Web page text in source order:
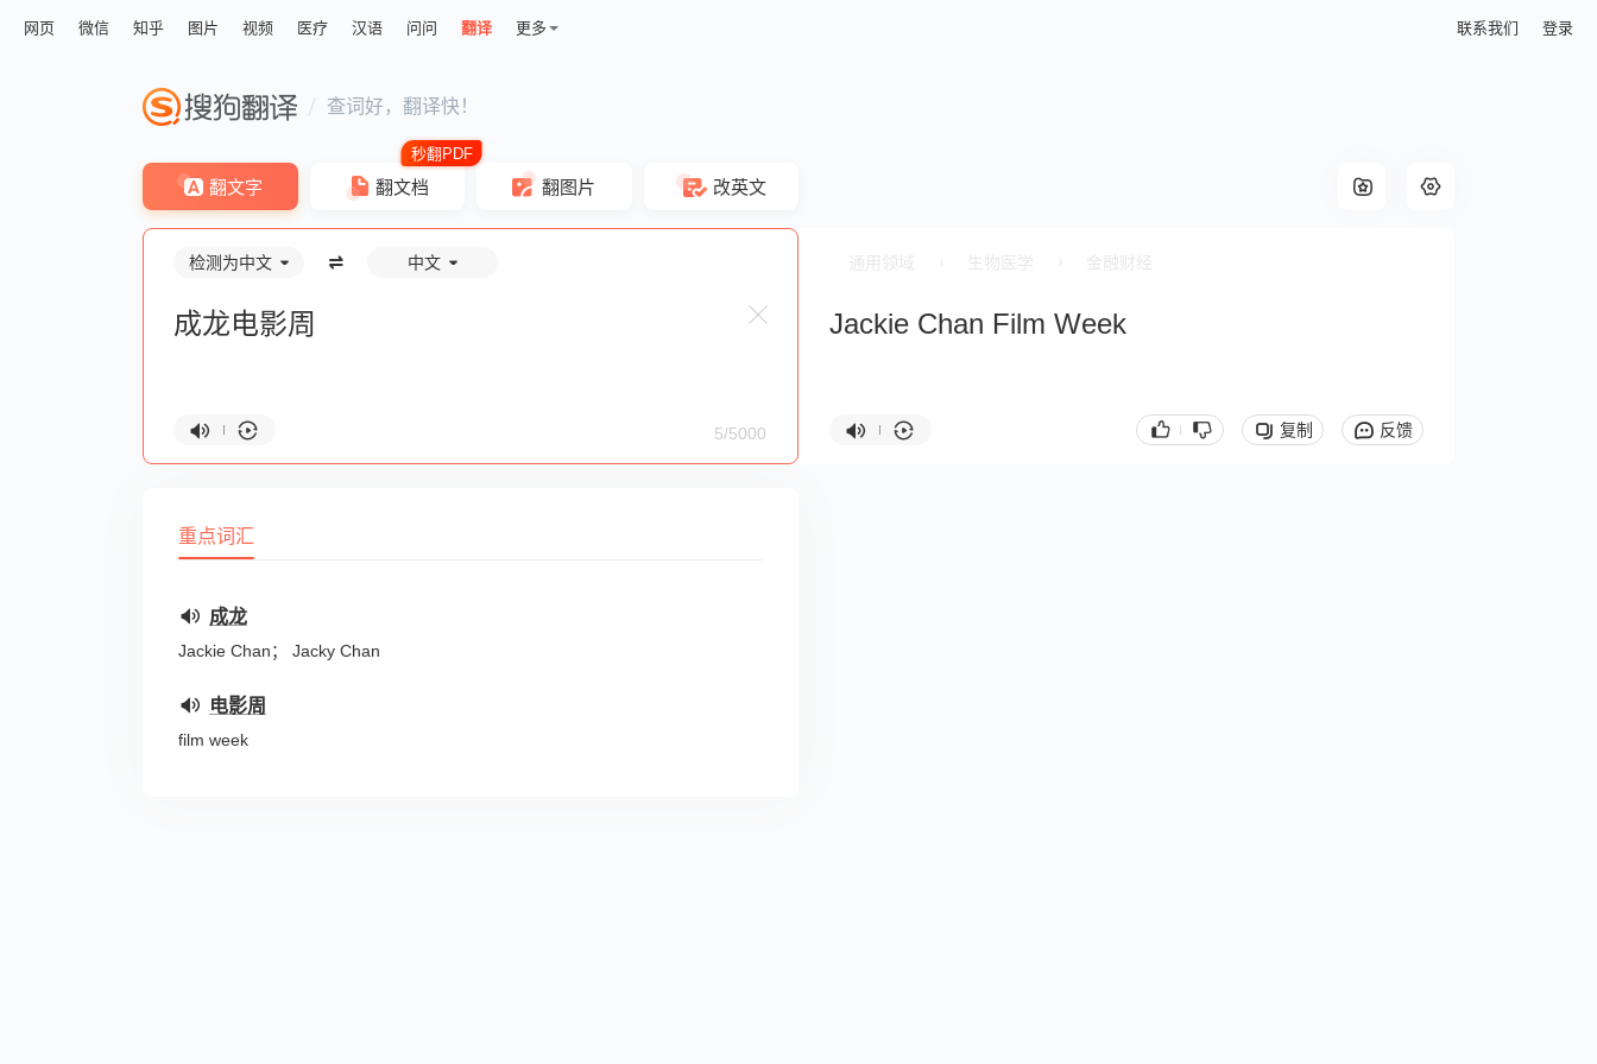
网页 微信 知乎 图片 视频 医疗 汉语 问问 翻译 更多 联系我们 登录
查词好，翻译快！
翻文字 翻文档 翻图片 改英文
检测为中文 中文
5/5000
Jackie Chan Film Week
复制 反馈
重点词汇
成龙
Jackie Chan； Jacky Chan
电影周
film week